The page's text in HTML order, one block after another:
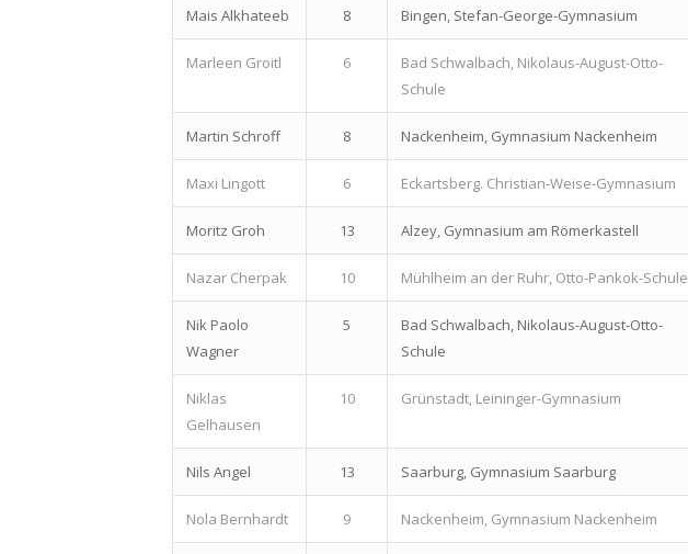
Mais Alkhateeb 8 Bingen, Stefan-George-Gymnasium
Marleen Groitl 6
Bad Schwalbach, Nikolaus-August-Otto-
Schule
Martin Schroff 8 Nackenheim, Gymnasium Nackenheim
Maxi Lingott 6 Eckartsberg. Christian-Weise-Gymnasium
Moritz Groh 13 Alzey, Gymnasium am Römerkastell
Nazar Cherpak 10 Mühlheim an der Ruhr, Otto-Pankok-Schule
Nik Paolo
Wagner
5
Bad Schwalbach, Nikolaus-August-Otto-
Schule
Niklas
Gelhausen
10 Grünstadt, Leininger-Gymnasium
Nils Angel 13 Saarburg, Gymnasium Saarburg
Nola Bernhardt 9 Nackenheim, Gymnasium Nackenheim